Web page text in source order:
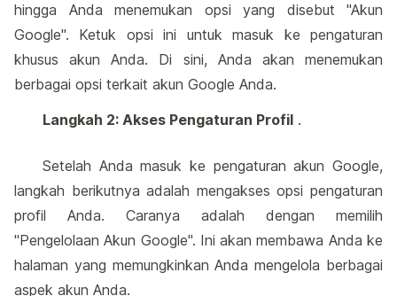
hingga Anda menemukan opsi yang disebut "Akun
Google". Ketuk opsi ini untuk masuk ke pengaturan
khusus akun Anda. Di sini, Anda akan menemukan
berbagai opsi terkait akun Google Anda.
Langkah 2: Akses Pengaturan Profil .
Setelah Anda masuk ke pengaturan akun Google,
langkah berikutnya adalah mengakses opsi pengaturan
profil Anda. Caranya adalah dengan memilih
"Pengelolaan Akun Google". Ini akan membawa Anda ke
halaman yang memungkinkan Anda mengelola berbagai
aspek akun Anda.